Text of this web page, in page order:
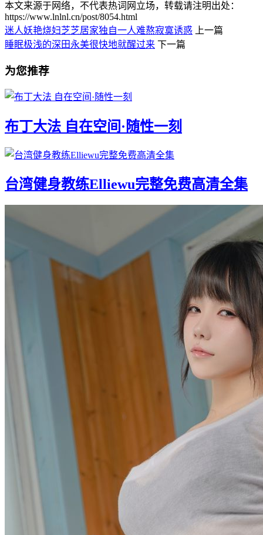
本文来源于网络，不代表热词网立场，转载请注明出处：
https://www.lnlnl.cn/post/8054.html
迷人妖艳烧妇芝芝居家独自一人难熬寂寞诱惑
上一篇
睡眠极浅的深田永美很快地就醒过来 下一篇
为您推荐
布丁大法 自在空间·随性一刻
台湾健身教练Elliewu完整免费高清全集